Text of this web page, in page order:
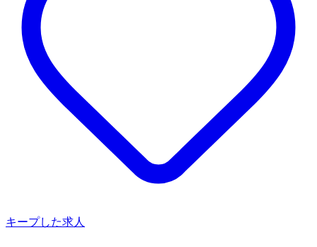
キープした求人